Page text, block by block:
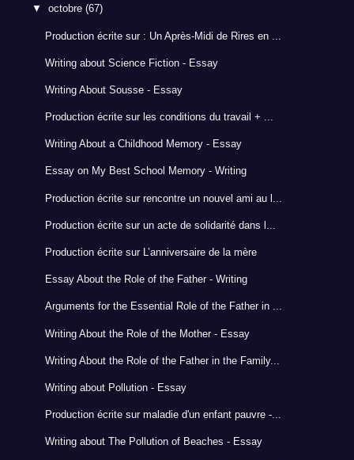
▼octobre(67)
Production écrite sur : Un Après-Midi de Rires en ...
Writing about Science Fiction - Essay
Writing About Sousse - Essay
Production écrite sur les conditions du travail + ...
Writing About a Childhood Memory - Essay
Essay on My Best School Memory - Writing
Production écrite sur rencontre un nouvel ami au l...
Production écrite sur un acte de solidarité dans l...
Production écrite sur L’anniversaire de la mère
Essay About the Role of the Father - Writing
Arguments for the Essential Role of the Father in ...
Writing About the Role of the Mother - Essay
Writing About the Role of the Father in the Family...
Writing about Pollution - Essay
Production écrite sur maladie d'un enfant pauvre -...
Writing about The Pollution of Beaches - Essay